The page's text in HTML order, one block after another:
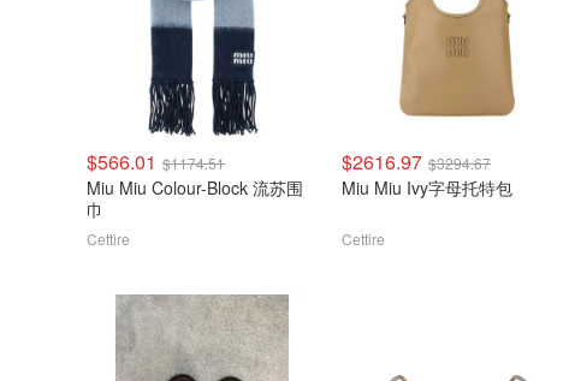
$566.01 $1174.51
Miu Miu Colour-Block 流苏围
巾
Cettire
$2616.97 $3294.67
Miu Miu Ivy字母托特包
Cettire